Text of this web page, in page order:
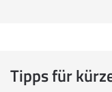
Tipps für